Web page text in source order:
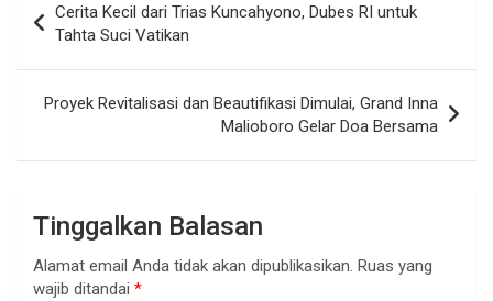
pos
Cerita Kecil dari Trias Kuncahyono, Dubes RI untuk
Tahta Suci Vatikan
Proyek Revitalisasi dan Beautifikasi Dimulai, Grand Inna
Malioboro Gelar Doa Bersama
Tinggalkan Balasan
Alamat email Anda tidak akan dipublikasikan. Ruas yang
wajib ditandai *